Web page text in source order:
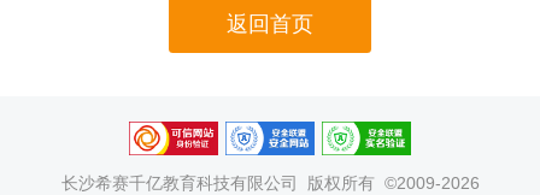
返回首页
长沙希赛千亿教育科技有限公司
版权所有 ©2009-2026